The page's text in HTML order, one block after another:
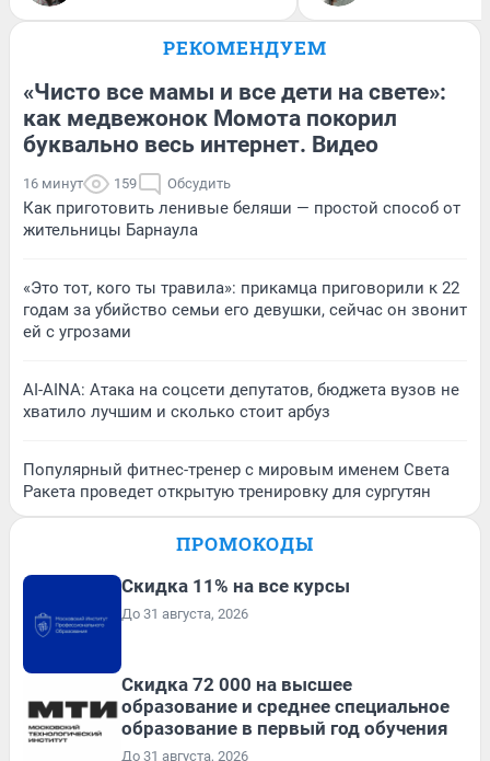
РЕКОМЕНДУЕМ
«Чисто все мамы и все дети на свете»:
как медвежонок Момота покорил
буквально весь интернет. Видео
16 минут 159 Обсудить
Как приготовить ленивые беляши — простой способ от
жительницы Барнаула
«Это тот, кого ты травила»: прикамца приговорили к 22
годам за убийство семьи его девушки, сейчас он звонит
ей с угрозами
AI-AINA: Атака на соцсети депутатов, бюджета вузов не
хватило лучшим и сколько стоит арбуз
Популярный фитнес-тренер с мировым именем Света
Ракета проведет открытую тренировку для сургутян
ПРОМОКОДЫ
Скидка 11% на все курсы
До 31 августа, 2026
Скидка 72 000 на высшее
образование и среднее специальное
образование в первый год обучения
До 31 августа, 2026